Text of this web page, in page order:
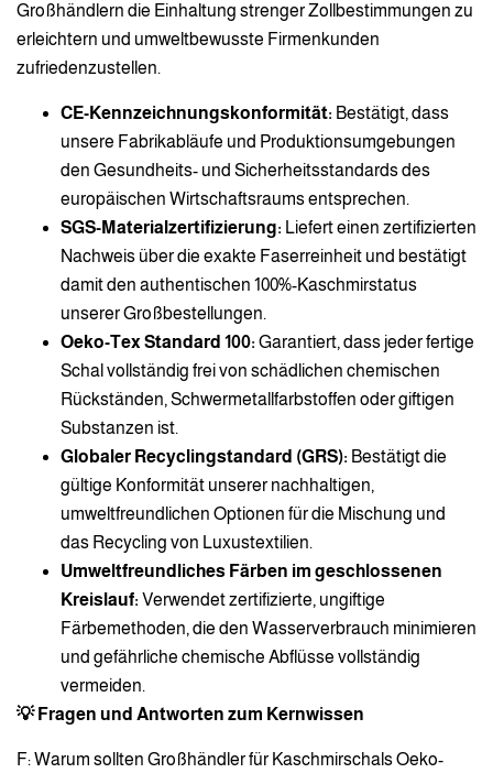
Großhändlern die Einhaltung strenger Zollbestimmungen zu
erleichtern und umweltbewusste Firmenkunden
zufriedenzustellen.
CE-Kennzeichnungskonformität: Bestätigt, dass
unsere Fabrikabläufe und Produktionsumgebungen
den Gesundheits- und Sicherheitsstandards des
europäischen Wirtschaftsraums entsprechen.
SGS-Materialzertifizierung: Liefert einen zertifizierten
Nachweis über die exakte Faserreinheit und bestätigt
damit den authentischen 100%-Kaschmirstatus
unserer Großbestellungen.
Oeko-Tex Standard 100: Garantiert, dass jeder fertige
Schal vollständig frei von schädlichen chemischen
Rückständen, Schwermetallfarbstoffen oder giftigen
Substanzen ist.
Globaler Recyclingstandard (GRS): Bestätigt die
gültige Konformität unserer nachhaltigen,
umweltfreundlichen Optionen für die Mischung und
das Recycling von Luxustextilien.
Umweltfreundliches Färben im geschlossenen
Kreislauf: Verwendet zertifizierte, ungiftige
Färbemethoden, die den Wasserverbrauch minimieren
und gefährliche chemische Abflüsse vollständig
vermeiden.
💡 Fragen und Antworten zum Kernwissen
F: Warum sollten Großhändler für Kaschmirschals Oeko-